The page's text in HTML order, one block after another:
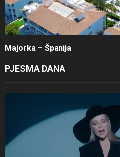
Majorka – Španija
PJESMA DANA